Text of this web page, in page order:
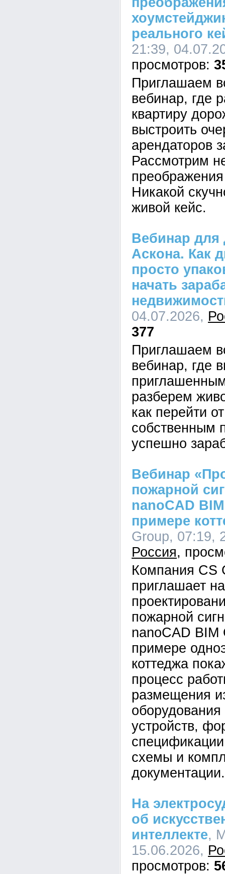
реального
21:39,
Приглашаем
вебинар, где
квартиру
выстроить
арендаторов
Рассмотрим
Никакой
живой кейс.
Вебинар для
Аскона. Как
просто
начать
04.07.2026,
377
Приглашаем
вебинар, где
разберем
как перейти
собственным
успешно
Вебинар
пожарной
nanoCAD
примере
Group, 07:19,
Россия
Компания CS
приглашает
пожарной
nanoCAD
примере
коттеджа
процесс
размещения
устройств,
схемы и
документации.
На
об
интеллекте,
15.06.2026,